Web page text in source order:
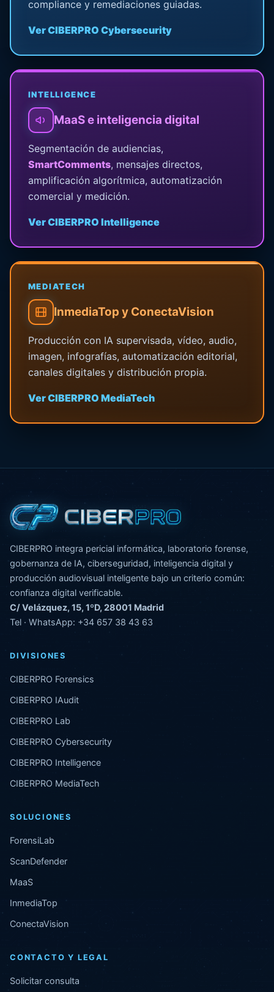
compliance y remediaciones guiadas.
Ver CIBERPRO Cybersecurity
INTELLIGENCE
MaaS e inteligencia digital
Segmentación de audiencias,
SmartComments, mensajes directos,
amplificación algorítmica, automatización
comercial y medición.
Ver CIBERPRO Intelligence
MEDIATECH
InmediaTop y ConectaVision
Producción con IA supervisada, vídeo, audio,
imagen, infografías, automatización editorial,
canales digitales y distribución propia.
Ver CIBERPRO MediaTech
CIBERPRO integra pericial informática, laboratorio forense,
gobernanza de IA, ciberseguridad, inteligencia digital y
producción audiovisual inteligente bajo un criterio común:
confianza digital verificable.
C/ Velázquez, 15, 1ºD, 28001 Madrid
Tel · WhatsApp: +34 657 38 43 63
DIVISIONES
CIBERPRO Forensics
CIBERPRO IAudit
CIBERPRO Lab
CIBERPRO Cybersecurity
CIBERPRO Intelligence
CIBERPRO MediaTech
SOLUCIONES
ForensiLab
ScanDefender
MaaS
InmediaTop
ConectaVision
CONTACTO Y LEGAL
Solicitar consulta